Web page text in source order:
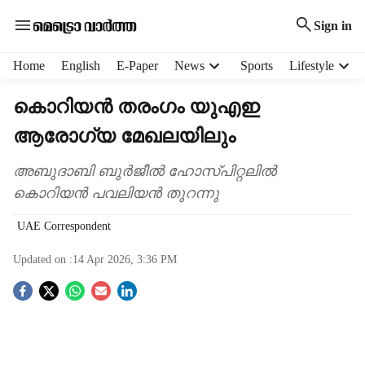
Sign in
Home English E-Paper News Sports Lifestyle
കൊറിയൻ തരംഗം യുഎഇ
ആരോഗ്യ മേഖലയിലും
അബുദാബി ബുർജീൽ ഹോസ്പിറ്റലിൽ
കൊറിയൻ പവലിയൻ തുറന്നു
UAE Correspondent
Updated on :14 Apr 2026, 3:36 PM
S